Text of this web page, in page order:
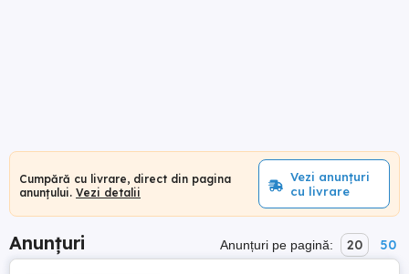
Cumpără cu livrare, direct din pagina
anunțului. Vezi detalii
Vezi anunțuri
cu livrare
Anunțuri Anunțuri pe pagină: 20 50